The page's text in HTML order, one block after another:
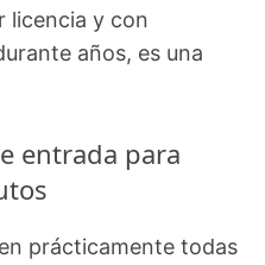
licencia y con
años, es una
entrada para
prácticamente todas